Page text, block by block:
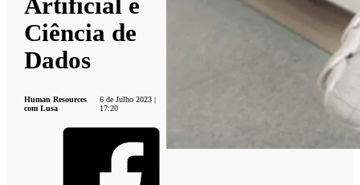
Ciência de
Dados
Human Resources
com Lusa
6 de Julho 2023 |
17:20